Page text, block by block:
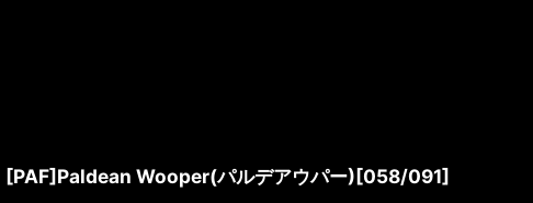
[PAF]Paldean Wooper(パルデアウパー)[058/091]